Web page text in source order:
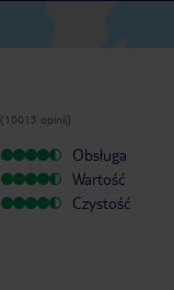
(10013 opinii)
Obsługa
Wartość
Czystość